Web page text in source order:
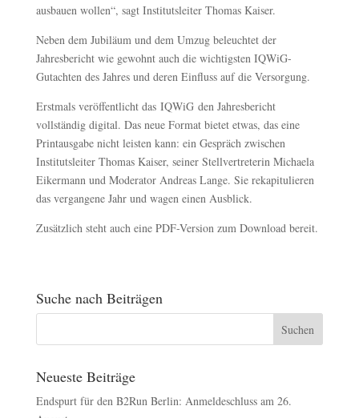
ausbauen wollen“, sagt Institutsleiter Thomas Kaiser.
Neben dem Jubiläum und dem Umzug beleuchtet der
Jahresbericht wie gewohnt auch die wichtigsten IQWiG-
Gutachten des Jahres und deren Einfluss auf die Versorgung.
Erstmals veröffentlicht das IQWiG den Jahresbericht
vollständig digital. Das neue Format bietet etwas, das eine
Printausgabe nicht leisten kann: ein Gespräch zwischen
Institutsleiter Thomas Kaiser, seiner Stellvertreterin Michaela
Eikermann und Moderator Andreas Lange. Sie rekapitulieren
das vergangene Jahr und wagen einen Ausblick.
Zusätzlich steht auch eine PDF-Version zum Download bereit.
Suche nach Beiträgen
Neueste Beiträge
Endspurt für den B2Run Berlin: Anmeldeschluss am 26.